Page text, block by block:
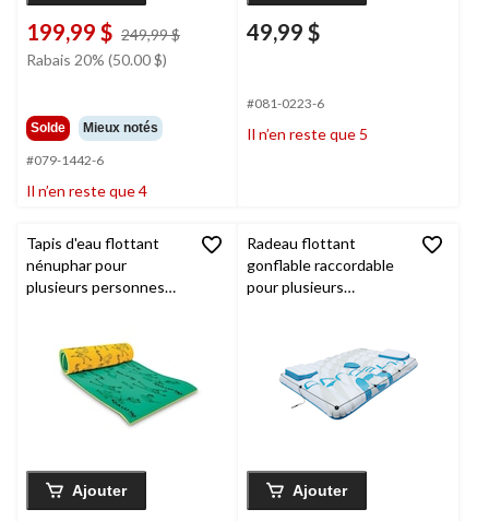
199,99 $ 249,99 $
Rabais 20% (50.00 $)
Solde Mieux notés
#079-1442-6
Il n’en reste que 4
49,99 $
#081-0223-6
Il n’en reste que 5
Tapis d'eau flottant
nénuphar pour
plusieurs personnes
Ajouter
Radeau flottant
gonflable raccordable
pour plusieurs
, blanc/bleu
Ajouter